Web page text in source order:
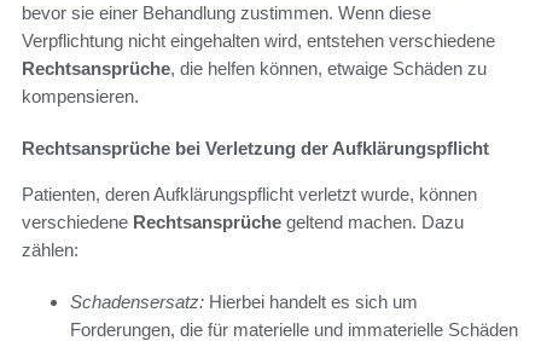
bevor sie einer Behandlung zustimmen. Wenn diese
Verpflichtung nicht eingehalten wird, entstehen verschiedene
Rechtsansprüche, die helfen können, etwaige Schäden zu
kompensieren.
Rechtsansprüche bei Verletzung der Aufklärungspflicht
Patienten, deren Aufklärungspflicht verletzt wurde, können
verschiedene Rechtsansprüche geltend machen. Dazu
zählen:
Schadensersatz: Hierbei handelt es sich um
Forderungen, die für materielle und immaterielle Schäden